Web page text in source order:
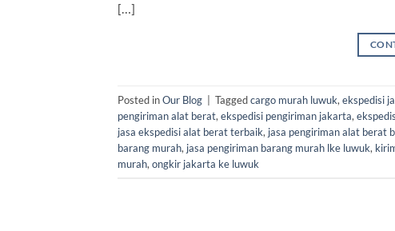
[…]
Posted inOur Blog | Taggedcargo murah luwuk, ekspedisi
pengiriman alat berat, ekspedisi pengiriman jakarta,
jasa ekspedisi alat berat terbaik, jasa pengiriman alat berat
barang murah, jasa pengiriman barang murah lke luwuk,
murah, ongkir jakarta ke luwuk